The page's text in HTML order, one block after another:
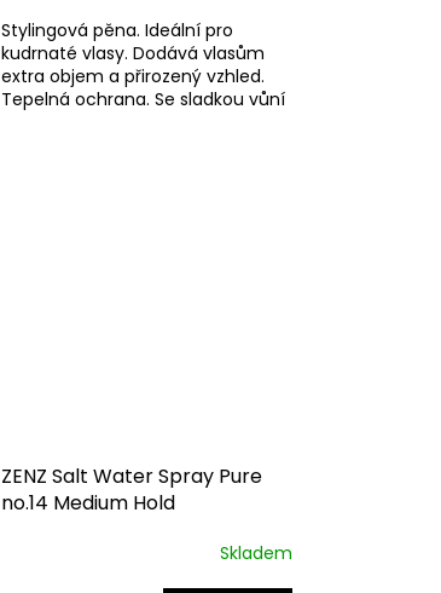
Stylingová pěna. Ideální pro
kudrnaté vlasy. Dodává vlasům
extra objem a přirozený vzhled.
Tepelná ochrana. Se sladkou vůní
ZENZ Salt Water Spray Pure
no.14 Medium Hold
Skladem